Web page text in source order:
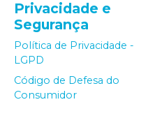
Privacidade e
Segurança
Política de Privacidade -
LGPD
Código de Defesa do
Consumidor